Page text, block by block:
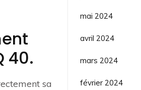
40.
sa
mai 2024
avril 2024
mars 2024
février 2024